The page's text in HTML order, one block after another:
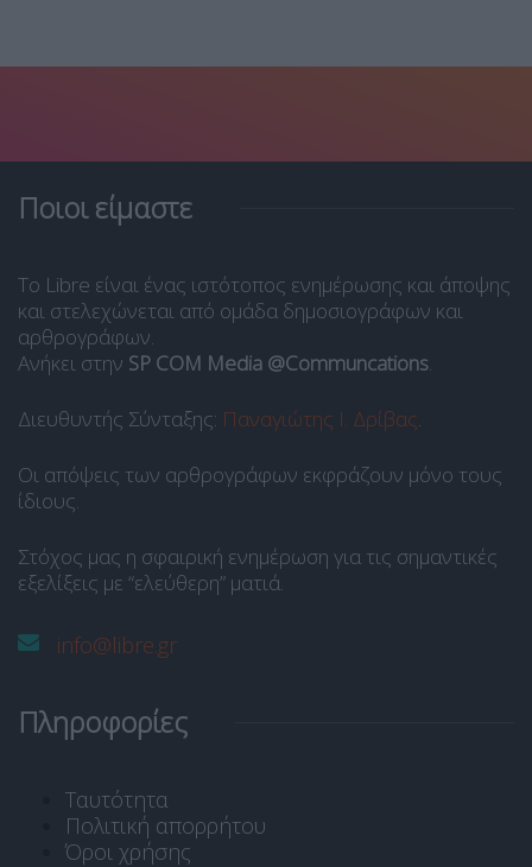
Ποιοι είμαστε
Το Libre είναι ένας ιστότοπος ενημέρωσης και άποψης
και στελεχώνεται από ομάδα δημοσιογράφων και
αρθρογράφων.
Ανήκει στην SP COM Media @Communcations.
Διευθυντής Σύνταξης: Παναγιώτης Ι. Δρίβας.
Οι απόψεις των αρθρογράφων εκφράζουν μόνο τους
ίδιους.
Στόχος μας η σφαιρική ενημέρωση για τις σημαντικές
εξελίξεις με “ελεύθερη” ματιά.
info@libre.gr
Πληροφορίες
Ταυτότητα
Πολιτική απορρήτου
Όροι χρήσης